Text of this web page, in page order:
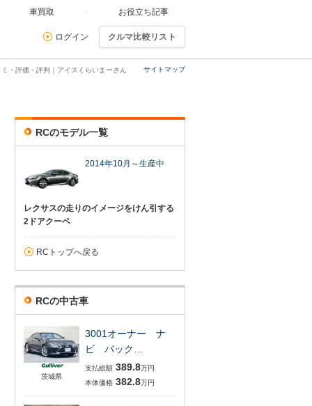
車買取 お役立ち記事
ログイン クルマ比較リスト
サイトマップ
・評価・評判｜アイスくらいまーさん
RCのモデル一覧
2014年10月～生産中
レクサスの走りのイメージをけん引する
2ドアクーペ
RCトップへ戻る
RCの中古車
茨城県
3001オーナー ナ
ビ バック…
支払総額 389.8万円
本体価格 382.8万円